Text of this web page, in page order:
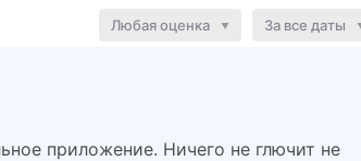
Любая оценка За все даты
приложение. Ничего не глючит не